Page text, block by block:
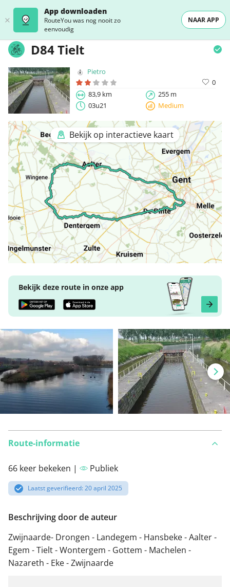
App downloaden
RouteYou was nog nooit zo
eenvoudig
NAAR APP
D84 Tielt
Pietro
0
83,9 km
255 m
03u21
Medium
Bekijk op interactieve kaart
Bekijk deze route in onze app
Route-informatie
66 keer bekeken | Publiek
Laatst geverifieerd: 20 april 2025
Beschrijving door de auteur
Zwijnaarde- Drongen - Landegem - Hansbeke - Aalter -
Egem - Tielt - Wontergem - Gottem - Machelen -
Nazareth - Eke - Zwijnaarde